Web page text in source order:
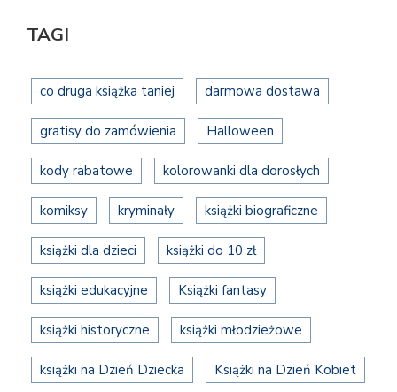
TAGI
co druga książka taniej darmowa dostawa
gratisy do zamówienia Halloween
kody rabatowe kolorowanki dla dorosłych
komiksy kryminały książki biograficzne
książki dla dzieci książki do 10 zł
książki edukacyjne Książki fantasy
książki historyczne książki młodzieżowe
książki na Dzień Dziecka Książki na Dzień Kobiet